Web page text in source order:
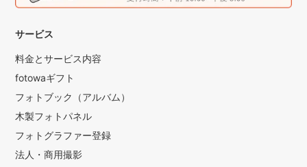
サービス
料金とサービス内容
fotowaギフト
フォトブック（アルバム）
木製フォトパネル
フォトグラファー登録
法人・商用撮影